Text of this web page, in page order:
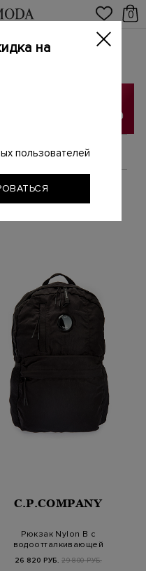
0
кожи
СОРТИРОВАТЬ
C.P.COMPANY
Рюкзак Nylon B с
водоотталкивающей
26 820 РУБ. 29 800 РУБ.
на
пользователей